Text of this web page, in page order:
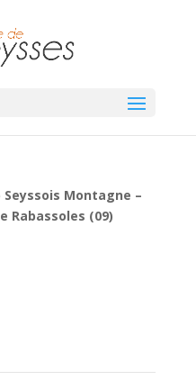
Seyssois Montagne –
Rabassoles (09)